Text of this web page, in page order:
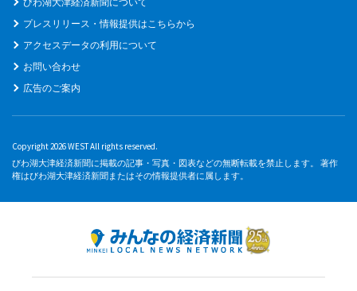
プレスリリース・情報提供はこちらから
アクセスデータの利用について
お問い合わせ
広告のご案内
Copyright 2026 WEST All rights reserved.
びわ湖大津経済新聞に掲載の記事・写真・図表などの無断転載を禁止します。 著作
権はびわ湖大津経済新聞またはその情報提供者に属します。